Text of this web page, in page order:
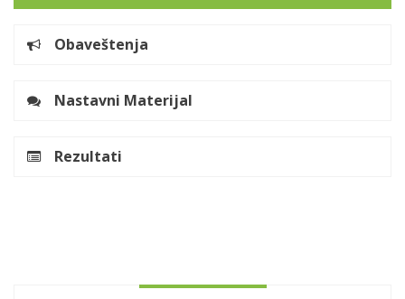
Obaveštenja
Nastavni Materijal
Rezultati